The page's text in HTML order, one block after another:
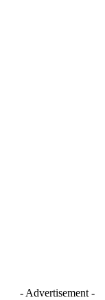
- Advertisement -